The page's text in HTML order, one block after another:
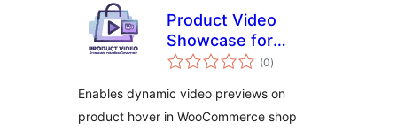
Product Video
Showcase for
WooCommerce
(0totaal
waarderingen
)
Enables dynamic video previews on
product hover in WooCommerce shop